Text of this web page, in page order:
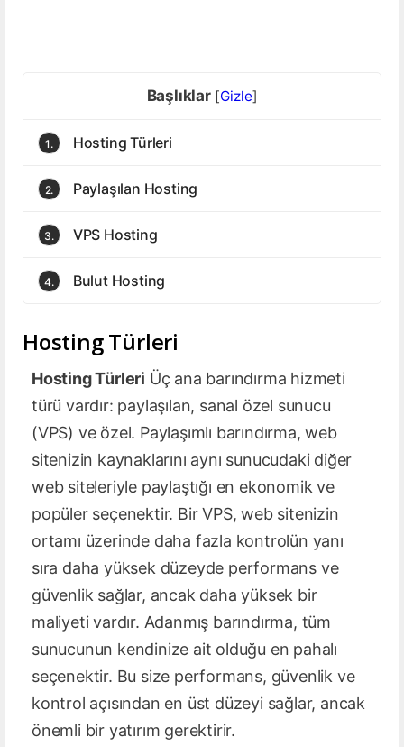
Başlıklar [Gizle]
1. Hosting Türleri
2. Paylaşılan Hosting
3. VPS Hosting
4. Bulut Hosting
Hosting Türleri
Hosting Türleri Üç ana barındırma hizmeti
türü vardır: paylaşılan, sanal özel sunucu
(VPS) ve özel. Paylaşımlı barındırma, web
sitenizin kaynaklarını aynı sunucudaki diğer
web siteleriyle paylaştığı en ekonomik ve
popüler seçenektir. Bir VPS, web sitenizin
ortamı üzerinde daha fazla kontrolün yanı
sıra daha yüksek düzeyde performans ve
güvenlik sağlar, ancak daha yüksek bir
maliyeti vardır. Adanmış barındırma, tüm
sunucunun kendinize ait olduğu en pahalı
seçenektir. Bu size performans, güvenlik ve
kontrol açısından en üst düzeyi sağlar, ancak
önemli bir yatırım gerektirir.